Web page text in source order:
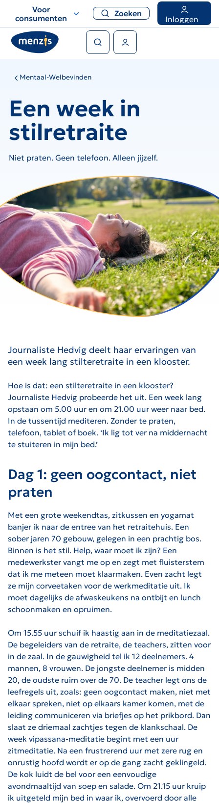
voor
snelle
navigatie
Voor
consumenten
Zoeken
Inloggen
Mentaal-Welbevinden
Een week in
stilretraite
Niet praten. Geen telefoon. Alleen jijzelf.
Journaliste Hedvig deelt haar ervaringen van
een week lang stilteretraite in een klooster.
Hoe is dat: een stilteretraite in een klooster?
Journaliste Hedvig probeerde het uit. Een week lang
opstaan om 5.00 uur en om 21.00 uur weer naar bed.
In de tussentijd mediteren. Zonder te praten,
telefoon, tablet of boek. ‘Ik lig tot ver na middernacht
te stuiteren in mijn bed.’
Dag 1: geen oogcontact, niet
praten
Met een grote weekendtas, zitkussen en yogamat
banjer ik naar de entree van het retraitehuis. Een
sober jaren 70 gebouw, gelegen in een prachtig bos.
Binnen is het stil. Help, waar moet ik zijn? Een
medewerkster vangt me op en zegt met fluisterstem
dat ik me meteen moet klaarmaken. Even zacht legt
ze mijn corveetaken voor de werkmeditatie uit. Ik
moet dagelijks de afwaskeukens na ontbijt en lunch
schoonmaken en opruimen.
Om 15.55 uur schuif ik haastig aan in de meditatiezaal.
De begeleiders van de retraite, de teachers, zitten voor
in de zaal. In de gauwigheid tel ik 12 deelnemers. 4
mannen, 8 vrouwen. De jongste deelnemer is midden
20, de oudste ruim over de 70. De teacher legt ons de
leefregels uit, zoals: geen oogcontact maken, niet met
elkaar spreken, niet op elkaars kamer komen, met de
leiding communiceren via briefjes op het prikbord. Dan
slaat ze driemaal zachtjes tegen de klankschaal. De
week vipassana-meditatie begint met een uur
zitmeditatie. Na een frustrerend uur met zere rug en
onrustig hoofd wordt er op de gang zacht geklingeld.
De kok luidt de bel voor een eenvoudige
avondmaaltijd van soep en salade. Om 21.15 uur kruip
ik uitgeteld mijn bed in waar ik, overvoerd door alle